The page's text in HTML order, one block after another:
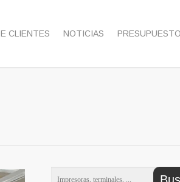
CLIENTES NOTICIAS